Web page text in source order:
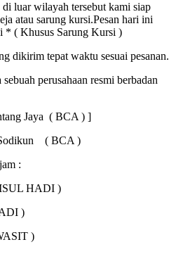
luar wilayah tersebut kami siap
atau sarung kursi.Pesan hari ini
* ( Khusus Sarung Kursi )
dikirim tepat waktu sesuai pesanan.
perusahaan resmi berbadan
Jaya ( BCA ) ]
( BCA )
:
HADI )
)
)